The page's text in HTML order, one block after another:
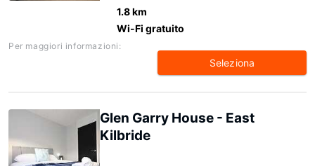
1.8 km
Wi-Fi gratuito
Per maggiori informazioni:
Seleziona
Glen Garry House - East
Kilbride